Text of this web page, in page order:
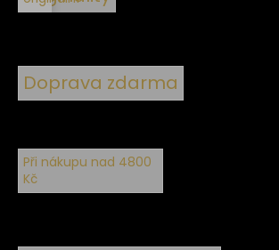
Doprava zdarma
Při nákupu nad 4800
Kč